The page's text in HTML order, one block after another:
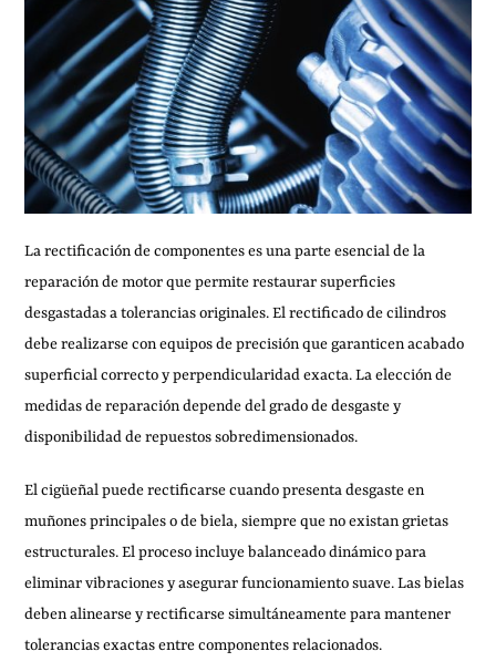
La rectificación de componentes es una parte esencial de la
reparación de motor que permite restaurar superficies
desgastadas a tolerancias originales. El rectificado de cilindros
debe realizarse con equipos de precisión que garanticen acabado
superficial correcto y perpendicularidad exacta. La elección de
medidas de reparación depende del grado de desgaste y
disponibilidad de repuestos sobredimensionados.
El cigüeñal puede rectificarse cuando presenta desgaste en
muñones principales o de biela, siempre que no existan grietas
estructurales. El proceso incluye balanceado dinámico para
eliminar vibraciones y asegurar funcionamiento suave. Las bielas
deben alinearse y rectificarse simultáneamente para mantener
tolerancias exactas entre componentes relacionados.